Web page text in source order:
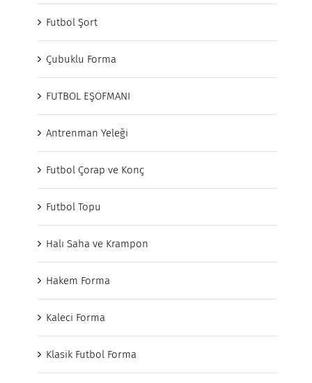
Futbol Şort
Çubuklu Forma
FUTBOL EŞOFMANI
Antrenman Yeleği
Futbol Çorap ve Konç
Futbol Topu
Halı Saha ve Krampon
Hakem Forma
Kaleci Forma
Klasik Futbol Forma